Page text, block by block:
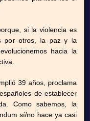
si la violencia es
por otros, la paz y la
hacia la
39 años, proclama
de establecer
Como sabemos, la
sí/no hace ya casi